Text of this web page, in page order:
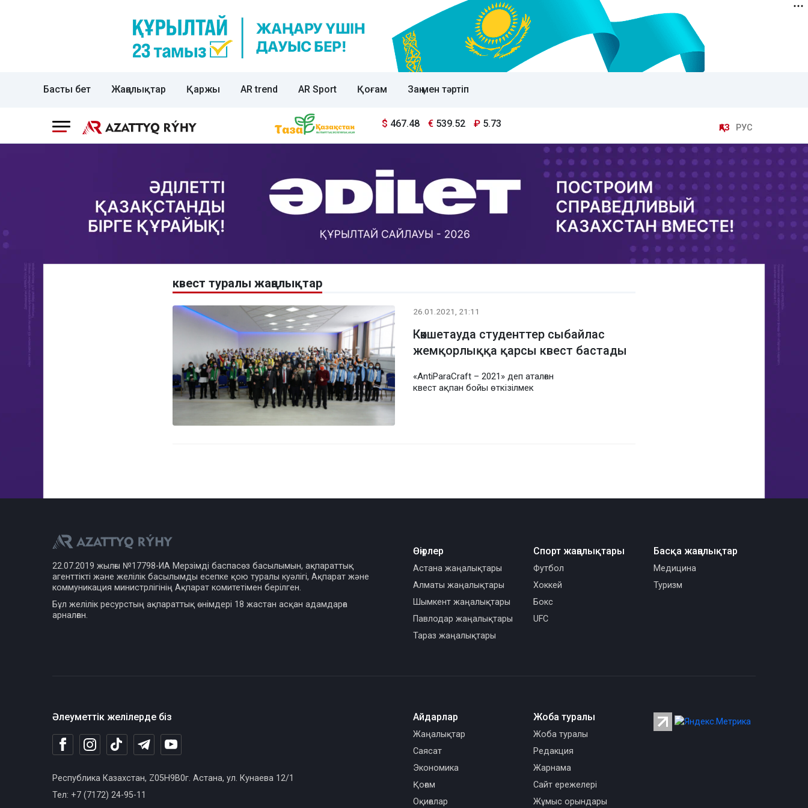
Басты бет Жаңалықтар Қаржы AR trend AR Sport Қоғам Заң мен тәртіп
$ 467.48 € 539.52 ₽ 5.73 ҚАЗ РУС
квест туралы жаңалықтар
26.01.2021, 21:11
Көкшетауда студенттер сыбайлас
жемқорлыққа қарсы квест бастады
«AntiParaCraft – 2021» деп аталған
квест ақпан бойы өткізілмек
22.07.2019 жылғы №17798-ИА Мерзімді баспасөз басылымын, ақпараттық
агенттікті және желілік басылымды есепке қою туралы куәлігі, Ақпарат және
коммуникация министрлігінің Ақпарат комитетімен берілген.
Бұл желілік ресурстың ақпараттық өнімдері 18 жастан асқан адамдарға
арналған.
Өңірлер
Астана жаңалықтары
Алматы жаңалықтары
Шымкент жаңалықтары
Павлодар жаңалықтары
Тараз жаңалықтары
Спорт жаңалықтары
Футбол
Хоккей
Бокс
UFC
Басқа жаңалықтар
Медицина
Туризм
Әлеуметтік желілерде біз
Республика Казахстан, Z05H9B0г. Астана, ул. Кунаева 12/1
Тел: +7 (7172) 24-95-11
Айдарлар
Жаңалықтар
Саясат
Экономика
Қоғам
Оқиғалар
Жоба туралы
Жоба туралы
Редакция
Жарнама
Сайт ережелері
Жұмыс орындары